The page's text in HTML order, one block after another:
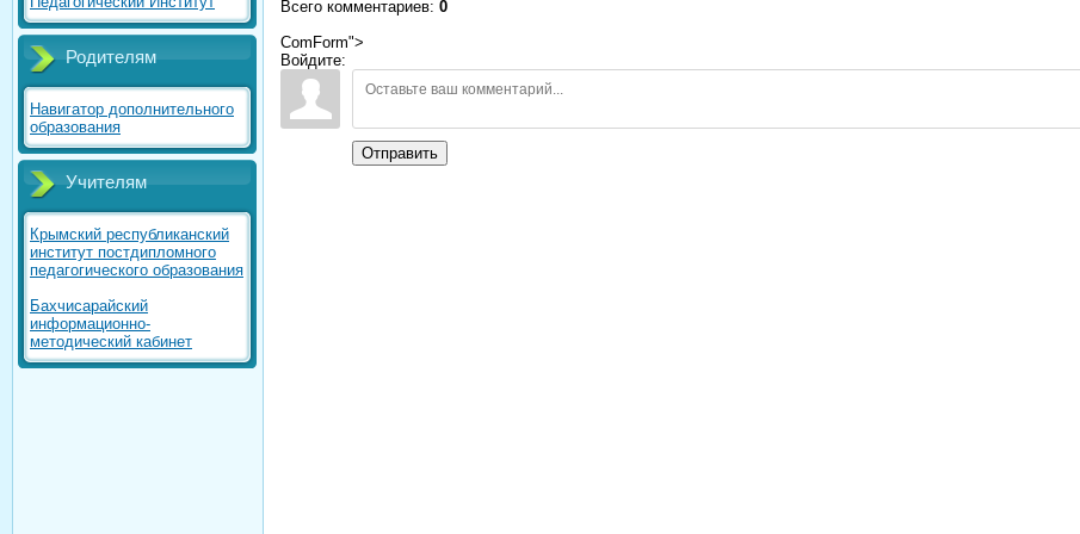
Родителям
Навигатор дополнительного
образования
Учителям
Крымский республиканский
институт постдипломного
педагогического образования
Бахчисарайский
информационно-
методический кабинет
Всего комментариев: 0
ComForm">
Войдите:
Отправить